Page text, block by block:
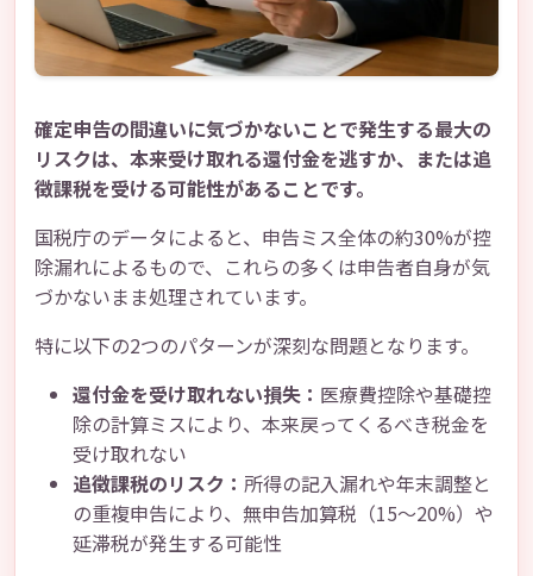
確定申告の間違いに気づかないことで発生する最大の
リスクは、本来受け取れる還付金を逃すか、または追
徴課税を受ける可能性があることです。
国税庁のデータによると、申告ミス全体の約30%が控
除漏れによるもので、これらの多くは申告者自身が気
づかないまま処理されています。
特に以下の2つのパターンが深刻な問題となります。
還付金を受け取れない損失： 医療費控除や基礎控
除の計算ミスにより、本来戻ってくるべき税金を
受け取れない
追徴課税のリスク： 所得の記入漏れや年末調整と
の重複申告により、無申告加算税（15～20%）や
延滞税が発生する可能性